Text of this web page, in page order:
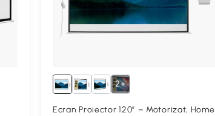
2+
Ecran Proiector 120” – Motorizat, Home